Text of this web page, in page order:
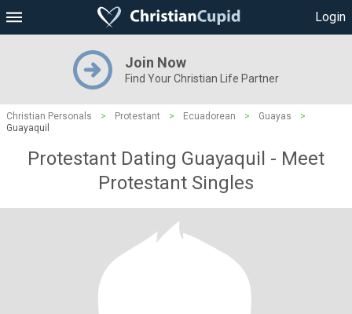
Login
Join Now
Find Your Christian Life Partner
Christian Personals > Protestant > Ecuadorean > Guayas
>
Guayaquil
Protestant Dating Guayaquil - Meet
Protestant Singles